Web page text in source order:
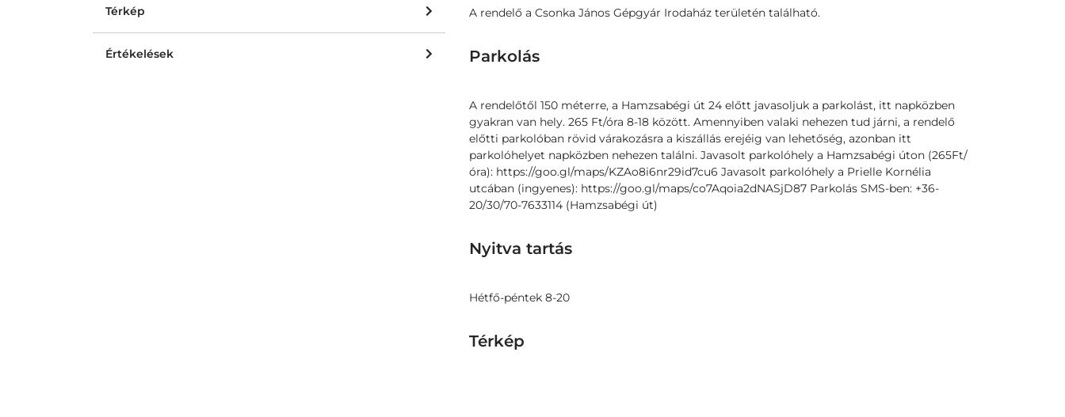
Térkép
Értékelések
A rendelő a Csonka János Gépgyár Irodaház területén található.
Parkolás
A rendelőtől 150 méterre, a Hamzsabégi út 24 előtt javasoljuk a parkolást, itt napközben
gyakran van hely. 265 Ft/óra 8-18 között. Amennyiben valaki nehezen tud járni, a rendelő
előtti parkolóban rövid várakozásra a kiszállás erejéig van lehetőség, azonban itt
parkolóhelyet napközben nehezen találni. Javasolt parkolóhely a Hamzsabégi úton (265Ft/
óra): https://goo.gl/maps/KZAo8i6nr29id7cu6 Javasolt parkolóhely a Prielle Kornélia
utcában (ingyenes): https://goo.gl/maps/co7Aqoia2dNASjD87 Parkolás SMS-ben: +36-
20/30/70-7633114 (Hamzsabégi út)
Nyitva tartás
Hétfő-péntek 8-20
Térkép